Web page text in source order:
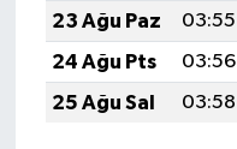
23 Ağu Paz
03:55
24 Ağu Pts
03:56
25 Ağu Sal
03:58